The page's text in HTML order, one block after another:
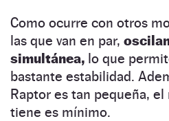
Como ocurre con otros
las que van en par,
simultánea, lo que
bastante estabilidad.
Raptor es tan pequeña,
tiene es mínimo.